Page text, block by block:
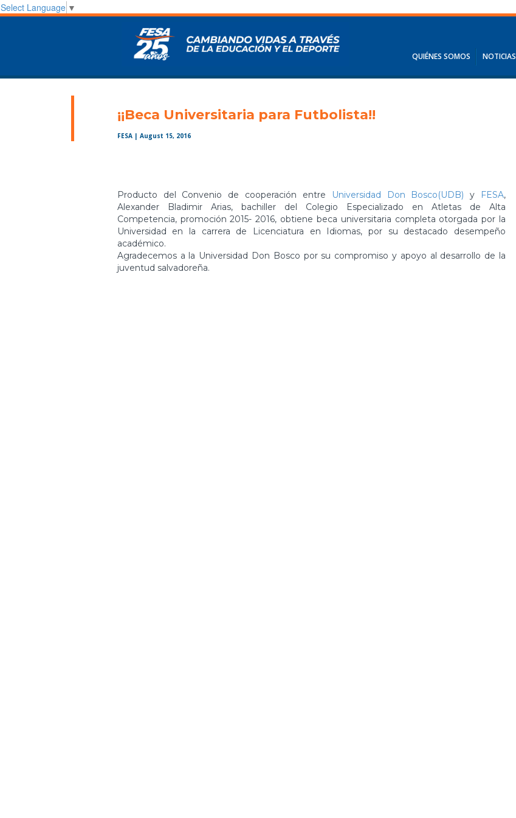
Select Language ▼
QUIÉNES SOMOS NOTICIAS
¡¡Beca Universitaria para Futbolista!!
FESA | August 15, 2016
Producto del Convenio de cooperación entre Universidad Don Bosco(UDB) y FESA,
Alexander Bladimir Arias, bachiller del Colegio Especializado en Atletas de Alta
Competencia, promoción 2015- 2016, obtiene beca universitaria completa otorgada por la
Universidad en la carrera de Licenciatura en Idiomas, por su destacado desempeño
académico.
Agradecemos a la Universidad Don Bosco por su compromiso y apoyo al desarrollo de la
juventud salvadoreña.